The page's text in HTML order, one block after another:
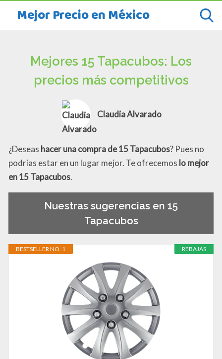
Mejor Precio en México
Mejores 15 Tapacubos: Los
precios más competitivos
Claudia Alvarado
¿Deseas hacer una compra de 15 Tapacubos? Pues no
podrías estar en un lugar mejor. Te ofrecemos lo mejor
en 15 Tapacubos.
Nuestras sugerencias en 15
Tapacubos
REBAJAS
BESTSELLER NO. 1